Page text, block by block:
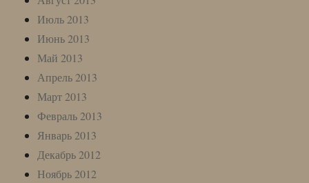
Июль 2013
Июнь 2013
Май 2013
Апрель 2013
Март 2013
Февраль 2013
Январь 2013
Декабрь 2012
Ноябрь 2012